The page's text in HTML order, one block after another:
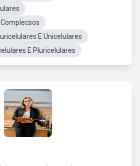
E Unicelulares
E Pluricelulares